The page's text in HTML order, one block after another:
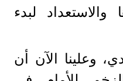
والاستعداد لبدء
وعلينا الآن أن